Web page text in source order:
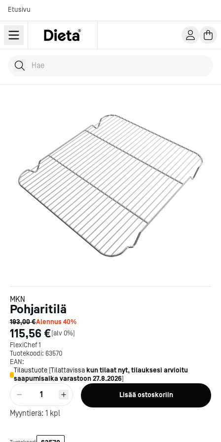
Etusivu
Hae tuotteita
Kirjoita hakusana...
MKN
Pohjaritilä
193,00 €Alennus40%
115,56 €[alv 0%]
FlexiChef 1
Tuotekoodi: 63570
EAN:
Tilaustuote [Tilattavissa kun tilaat nyt, tilauksesi arvioitu
saapumisaika varastoon27.8.2026]
1 Lisää ostoskoriin
Myyntierä: 1 kpl
Kotipizza on vuonna 1987
perustettu yritys, jolla on yli
300 ravintolaa eri puolella
Suomea. Dieta on tehnyt
yhteistyötä, ja olemme